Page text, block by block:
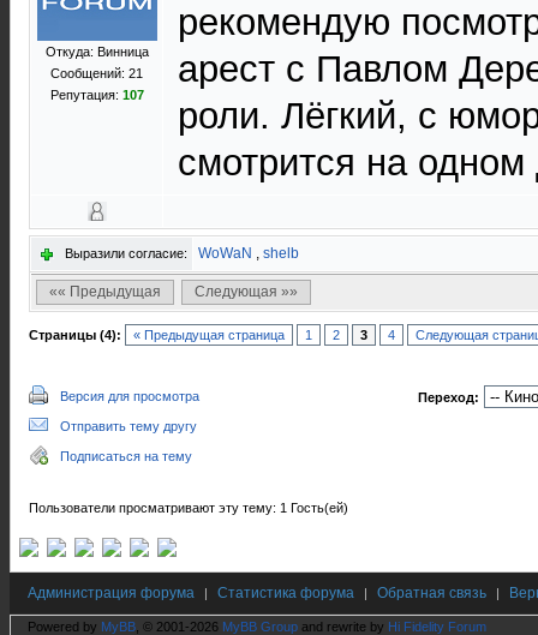
Откуда: Винница
Сообщений: 21
Репутация: 107
рекомендую
арест с Павлом
роли. Лёгкий, с
смотрится на
Выразили согласие: WoWaN , shelb
«« Предыдущая Следующая »»
Страницы (4): « Предыдущая страница 1 2 3 4 Следующая
Версия для просмотра
Отправить тему другу
Подписаться на тему
Переход:
Пользователи просматривают эту тему: 1 Гость(ей)
Администрация форума | Статистика форума | Обратная связь |
Powered by MyBB , © 2001-2026 MyBB Group and rewrite by Hi Fidelity Forum